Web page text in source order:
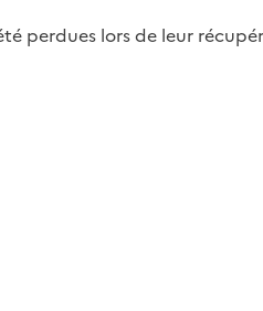
perdues lors de leur